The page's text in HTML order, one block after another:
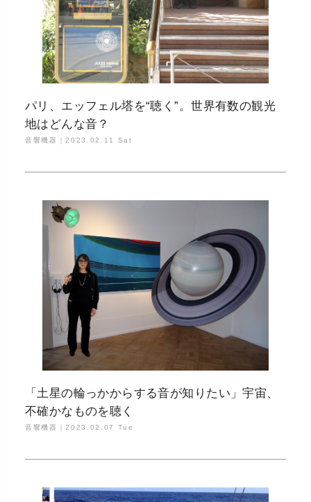
パリ、エッフェル塔を“聴く”。世界有数の観光
地はどんな音？
音響機器｜2023.02.11 Sat
「土星の輪っかからする音が知りたい」宇宙、
不確かなものを聴く
音響機器｜2023.02.07 Tue